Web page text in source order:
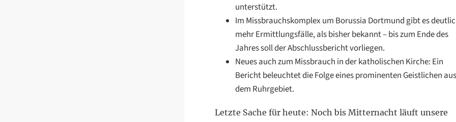
unterstützt.
Im Missbrauchskomplex um Borussia Dortmund gibt es
mehr Ermittlungsfälle, als bisher bekannt – bis zum Ende des
Jahres soll der Abschlussbericht vorliegen.
Neues auch zum Missbrauch in der katholischen Kirche: Ein
Bericht beleuchtet die Folge eines prominenten Geistlichen aus
dem Ruhrgebiet.
Letzte Sache für heute: Noch bis Mitternacht läuft unsere